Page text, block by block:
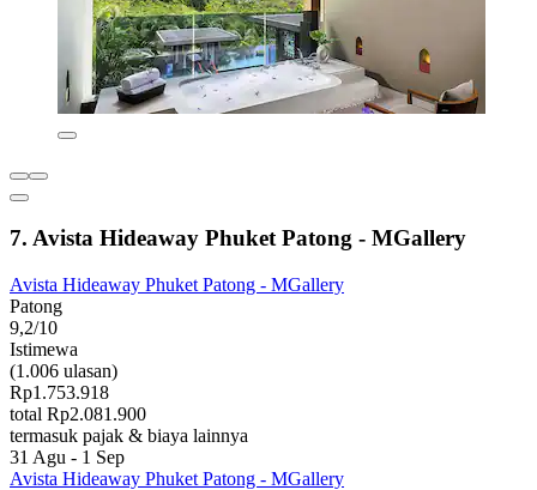
7. Avista Hideaway Phuket Patong - MGallery
Avista Hideaway Phuket Patong - MGallery
Patong
9,2/10
Istimewa
(1.006 ulasan)
Rp1.753.918
total Rp2.081.900
termasuk pajak & biaya lainnya
31 Agu - 1 Sep
Avista Hideaway Phuket Patong - MGallery